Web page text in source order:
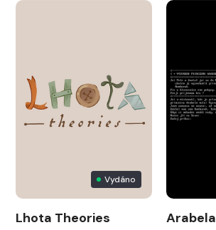
Vydáno
Lhota Theories Arabela